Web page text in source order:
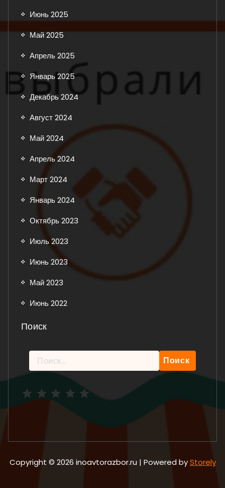
Июнь 2025
Май 2025
Апрель 2025
Январь 2025
Декабрь 2024
Август 2024
Май 2024
Апрель 2024
Март 2024
Январь 2024
Октябрь 2023
Июль 2023
Июнь 2023
Май 2023
Июнь 2022
Поиск
Найти:
Copyright © 2026 inoavtorazbor.ru | Powered byStorely